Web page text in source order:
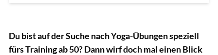
Du bist auf der Suche nach Yoga-Übungen speziell
fürs Training ab 50? Dann wirf doch mal einen Blick